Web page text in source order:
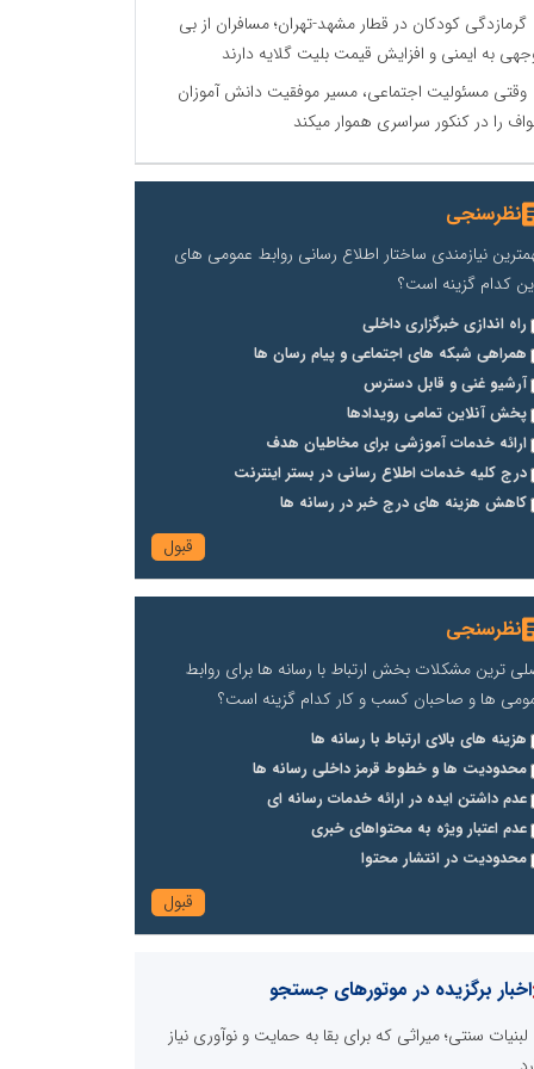
گرمازدگی کودکان در قطار مشهد-تهران؛ مسافران از بی
به ایمنی و افزایش قیمت بلیت گلایه دارند
وقتی مسئولیت اجتماعی، مسیر موفقیت دانش آموزان
را در کنکور سراسری هموار میکند
نظرسنجی
نیازمندی ساختار اطلاع رسانی روابط عمومی های
کدام گزینه است؟
راه اندازی خبرگزاری داخلی
همراهی شبکه های اجتماعی و پیام رسان ها
آرشیو غنی و قابل دسترس
پخش آنلاین تمامی رویدادها
ارائه خدمات آموزشی برای مخاطیان هدف
درج کلیه خدمات اطلاع رسانی در بستر اینترنت
کاهش هزینه های درج خبر در رسانه ها
نظرسنجی
ترین مشکلات بخش ارتباط با رسانه ها برای روابط
ها و صاحبان کسب و کار کدام گزینه است؟
هزینه های بالای ارتباط با رسانه ها
محدودیت ها و خطوط قرمز داخلی رسانه ها
عدم داشتن ایده در ارائه خدمات رسانه ای
عدم اعتبار ویژه به محتواهای خبری
محدودیت در انتشار محتوا
اخبار برگزیده در موتورهای جستجو
لبنیات سنتی؛ میراثی که برای بقا به حمایت و نوآوری نیاز